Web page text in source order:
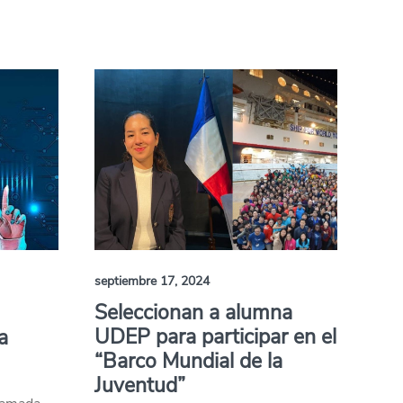
septiembre 17, 2024
Seleccionan a alumna
UDEP para participar en el
“Barco Mundial de la
Juventud”